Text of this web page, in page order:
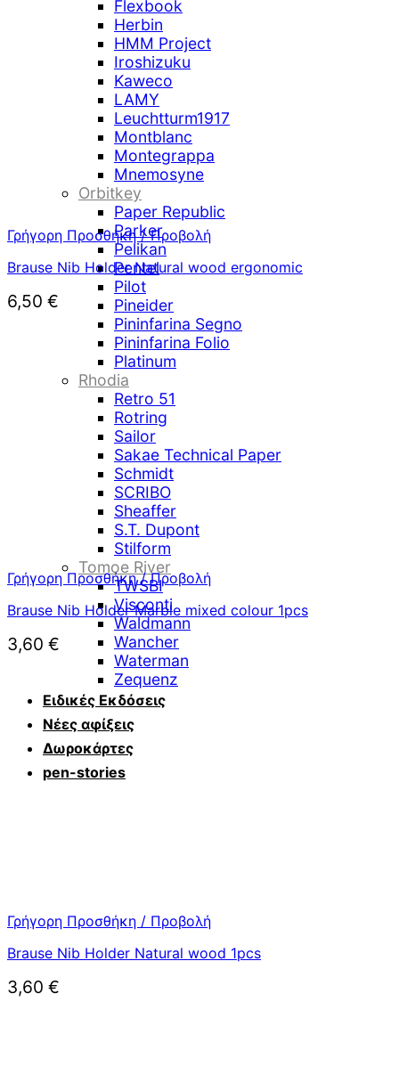
Flexbook
Herbin
HMM Project
Iroshizuku
Kaweco
LAMY
Leuchtturm1917
Montblanc
Montegrappa
Mnemosyne
Orbitkey
Paper Republic
Parker
Pelikan
Pentel
Pilot
Pineider
Pininfarina Segno
Pininfarina Folio
Platinum
Rhodia
Retro 51
Rotring
Sailor
Sakae Technical Paper
Schmidt
SCRIBO
Sheaffer
S.T. Dupont
Stilform
Tomoe River
TWSBI
Visconti
Waldmann
Wancher
Waterman
Zequenz
Ειδικές Εκδόσεις
Νέες αφίξεις
Δωροκάρτες
pen-stories
Γρήγορη Προσθήκη / Προβολή
Brause Nib Holder Natural wood ergonomic
6,50 €
Γρήγορη Προσθήκη / Προβολή
Brause Nib Holder Marble mixed colour 1pcs
3,60 €
Γρήγορη Προσθήκη / Προβολή
Brause Nib Holder Natural wood 1pcs
3,60 €